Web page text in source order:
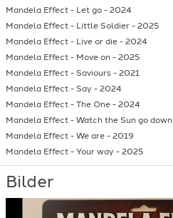
Mandela Effect - Let go - 2024
Mandela Effect - Little Soldier - 2025
Mandela Effect - Live or die - 2024
Mandela Effect - Move on - 2025
Mandela Effect - Saviours - 2021
Mandela Effect - Say - 2024
Mandela Effect - The One - 2024
Mandela Effect - Watch the Sun go down
Mandela Effect - We are - 2019
Mandela Effect - Your way - 2025
Bilder